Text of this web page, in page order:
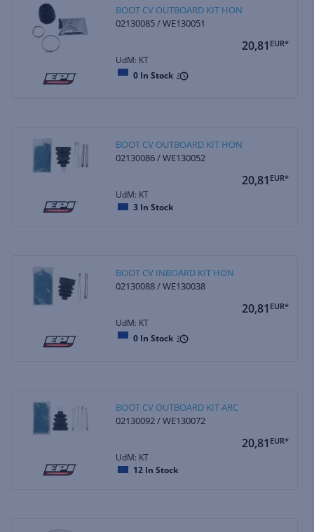
BOOT CV OUTBOARD KIT HON
02130085 / WE130051
20,81 EUR*
UdM: KT
0 In Stock
BOOT CV OUTBOARD KIT HON
02130086 / WE130052
20,81 EUR*
UdM: KT
3 In Stock
BOOT CV INBOARD KIT HON
02130088 / WE130038
20,81 EUR*
UdM: KT
0 In Stock
BOOT CV OUTBOARD KIT ARC
02130092 / WE130072
20,81 EUR*
UdM: KT
12 In Stock